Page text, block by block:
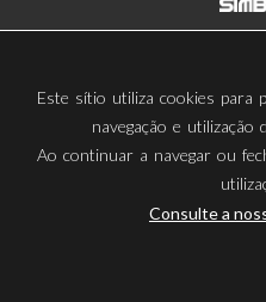
Este sítio utiliza cookies para
navegação e utilização
Ao continuar a navegar ou
Consulte a